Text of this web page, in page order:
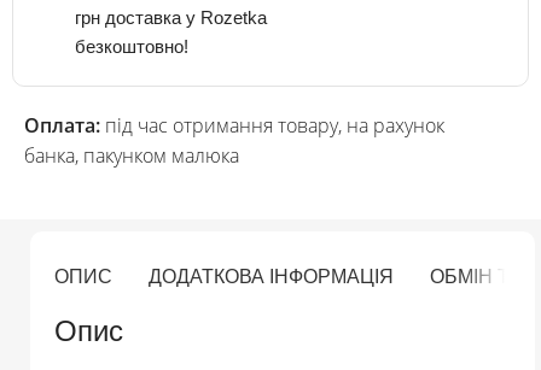
грн доставка у Rozetka
безкоштовно!
Оплата: під час отримання товару, на рахунок
банка, пакунком малюка
ОПИС ДОДАТКОВА ІНФОРМАЦІЯ ОБМІН ТА
Опис